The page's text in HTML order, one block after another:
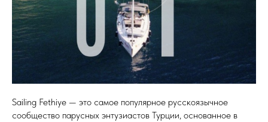
Sailing Fethiye — это самое популярное русскоязычное
сообщество парусных энтузиастов Турции, основанное в